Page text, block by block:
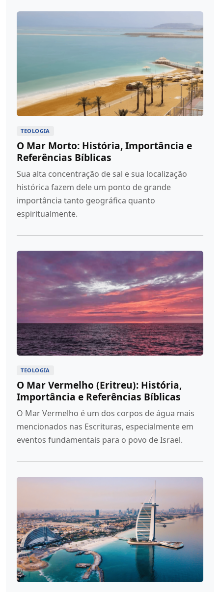
TEOLOGIA
O Mar Morto: História, Importância e
Referências Bíblicas
Sua alta concentração de sal e sua localização
histórica fazem dele um ponto de grande
importância tanto geográfica quanto
espiritualmente.
TEOLOGIA
O Mar Vermelho (Eritreu): História,
Importância e Referências Bíblicas
O Mar Vermelho é um dos corpos de água mais
mencionados nas Escrituras, especialmente em
eventos fundamentais para o povo de Israel.